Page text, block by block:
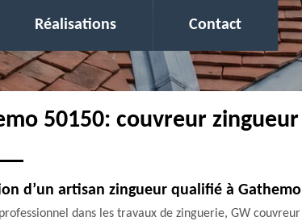
Réalisations Contact
50150: couvreur zingueur
d’un artisan zingueur qualifié à Gathemo
dans les travaux de zinguerie, GW couvreur